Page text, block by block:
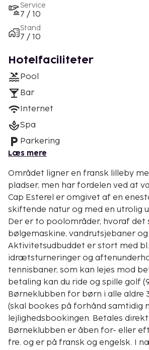
Service
7 / 10
Stand
7 / 10
Hotelfaciliteter
Pool
Bar
Internet
Spa
Parkering
Læs mere
Området ligner en fransk lilleby
pladser, men har fordelen ved at
Cap Esterel er omgivet af en
skiftende natur og med en utrolig
Der er to poolområder, hvoraf det
bølgemaskine, vandrutsjebaner og
Aktivitetsudbuddet er stort med
idrætsturneringer og
tennisbaner, som kan lejes mod
betaling kan du ride og spille golf
Børneklubben for børn i alle aldre
(skal bookes på forhånd samtidig
lejlighedsbookingen. Betales
Børneklubben er åben for- eller
fre. og er på fransk og engelsk. I nærheden af Cap